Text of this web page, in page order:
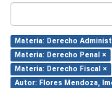
Materia: Derecho
Materia: Derecho Penal ×
Materia: Derecho Fiscal ×
Autor: Flores Mendoza,